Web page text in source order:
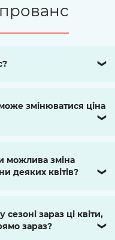
❯
змінюватися ціна
❯
можлива зміна
деяких квітів?
❯
сезоні зараз ці квіти,
зараз?
❯